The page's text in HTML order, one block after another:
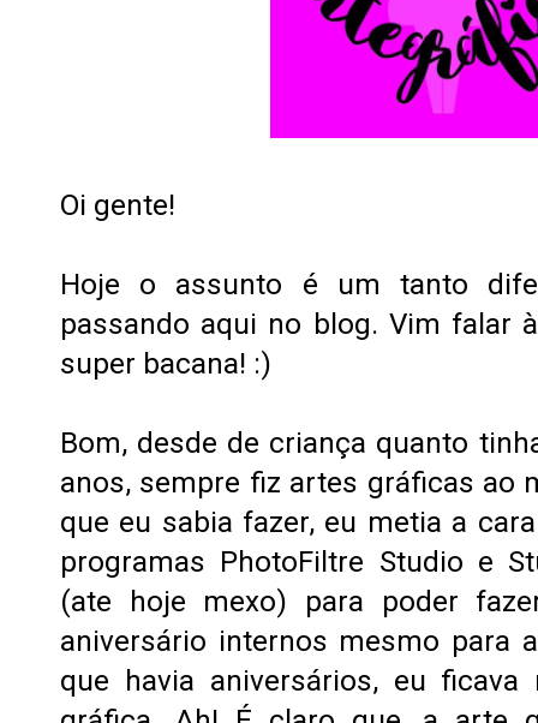
Oi gente!
Hoje o assunto é um tanto
passando aqui no blog. Vim falar
super bacana! :)
Bom, desde de criança quanto
anos, sempre fiz artes gráficas ao
que eu sabia fazer, eu metia a
programas PhotoFiltre Studio e
(ate hoje mexo) para poder
aniversário internos mesmo para
que havia aniversários, eu ficava